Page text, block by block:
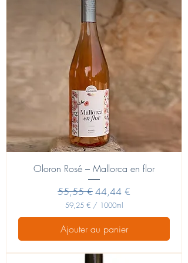
Oloron Rosé – Mallorca en flor
Prix original
55,55 €Prix promotionnel
44,44 €
59,25 € / 1000ml
,
2
5
Ajouter au panier